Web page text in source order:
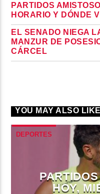
PARTIDOS
HORARIO Y DÓNDE
EL SENADO NIEGA
MANZUR DE
CÁRCEL
YOU MAY ALSO LIKE
DEPORTES
HOY,